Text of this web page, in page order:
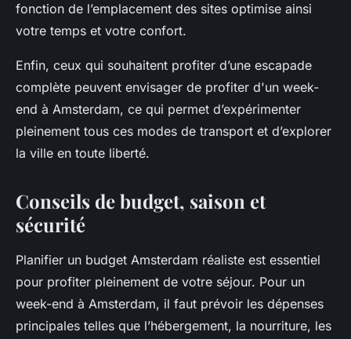
fonction de l’emplacement des sites optimise ainsi
votre temps et votre confort.
Enfin, ceux qui souhaitent profiter d’une escapade
complète peuvent envisager de profiter d'un week-
end à Amsterdam, ce qui permet d’expérimenter
pleinement tous ces modes de transport et d’explorer
la ville en toute liberté.
Conseils de budget, saison et
sécurité
Planifier un budget Amsterdam réaliste est essentiel
pour profiter pleinement de votre séjour. Pour un
week-end à Amsterdam, il faut prévoir les dépenses
principales telles que l’hébergement, la nourriture, les